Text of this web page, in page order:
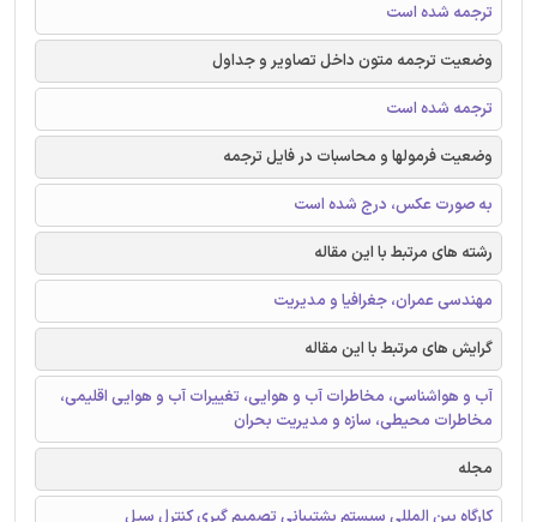
ترجمه شده است
وضعیت ترجمه متون داخل تصاویر و جداول
ترجمه شده است
وضعیت فرمولها و محاسبات در فایل ترجمه
به صورت عکس، درج شده است
رشته های مرتبط با این مقاله
مهندسی عمران، جغرافیا و مدیریت
گرایش های مرتبط با این مقاله
آب و هواشناسی، مخاطرات آب و هوایی، تغییرات آب و هوایی اقلیمی،
مخاطرات محیطی، سازه و مدیریت بحران
مجله